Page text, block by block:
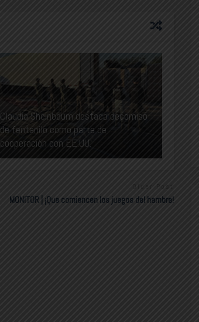
Claudia Sheinbaum destaca decomiso
de fentanilo como parte de
cooperación con EE.UU.
Older Post
MONITOR | ¡Que comiencen los juegos del hambre!